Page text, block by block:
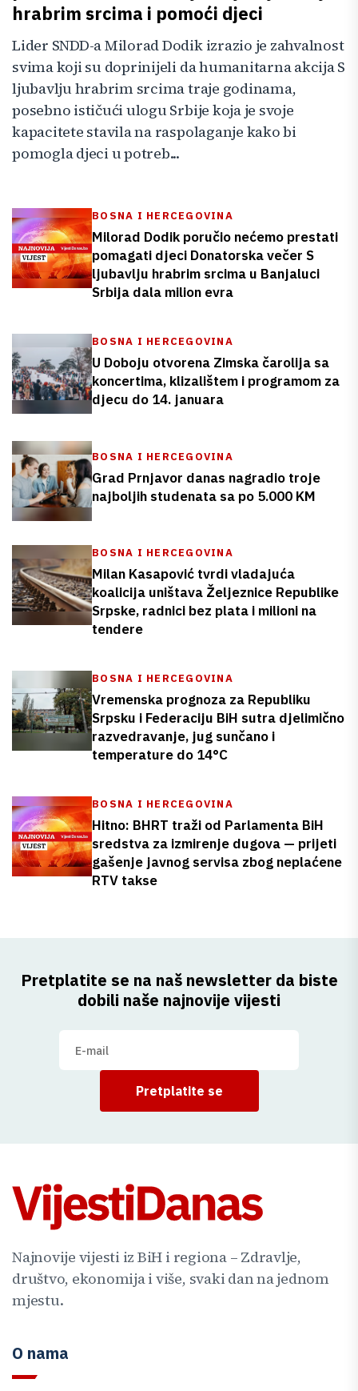
hrabrim srcima i pomoći djeci
Lider SNDD-a Milorad Dodik izrazio je zahvalnost
svima koji su doprinijeli da humanitarna akcija S
ljubavlju hrabrim srcima traje godinama,
posebno ističući ulogu Srbije koja je svoje
kapacitete stavila na raspolaganje kako bi
pomogla djeci u potreb...
BOSNA I HERCEGOVINA
Milorad Dodik poručio nećemo prestati
pomagati djeci Donatorska večer S
ljubavlju hrabrim srcima u Banjaluci
Srbija dala milion evra
BOSNA I HERCEGOVINA
U Doboju otvorena Zimska čarolija sa
koncertima, klizalištem i programom za
djecu do 14. januara
BOSNA I HERCEGOVINA
Grad Prnjavor danas nagradio troje
najboljih studenata sa po 5.000 KM
BOSNA I HERCEGOVINA
Milan Kasapović tvrdi vladajuća
koalicija uništava Željeznice Republike
Srpske, radnici bez plata i milioni na
tendere
BOSNA I HERCEGOVINA
Vremenska prognoza za Republiku
Srpsku i Federaciju BiH sutra djelimično
razvedravanje, jug sunčano i
temperature do 14°C
BOSNA I HERCEGOVINA
Hitno: BHRT traži od Parlamenta BiH
sredstva za izmirenje dugova — prijeti
gašenje javnog servisa zbog neplaćene
RTV takse
Pretplatite se na naš newsletter da biste
dobili naše najnovije vijesti
Pretplatite se
Najnovije vijesti iz BiH i regiona – Zdravlje,
društvo, ekonomija i više, svaki dan na jednom
mjestu.
O nama